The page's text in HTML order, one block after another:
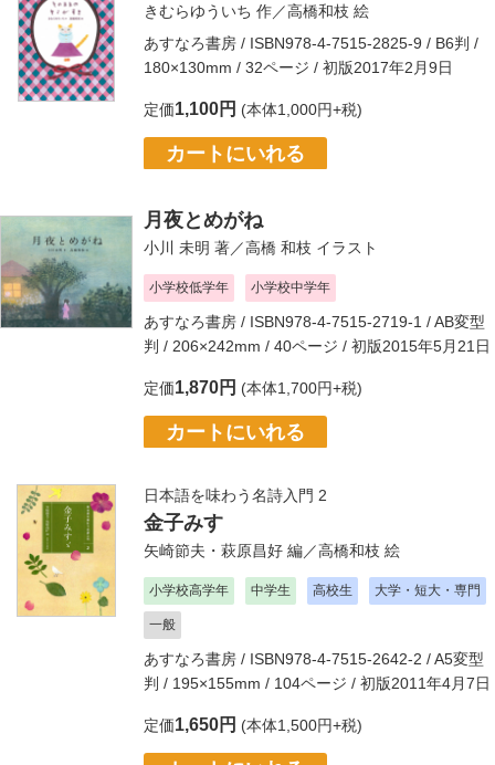
きむらゆういち 作／高橋和枝 絵
あすなろ書房 / ISBN978-4-7515-2825-9 / B6判 /
180×130mm / 32ページ / 初版2017年2月9日
定価1,100円 (本体1,000円+税)
カートにいれる
月夜とめがね
小川 未明 著／高橋 和枝 イラスト
小学校低学年 小学校中学年
あすなろ書房 / ISBN978-4-7515-2719-1 / AB変型
判 / 206×242mm / 40ページ / 初版2015年5月21日
定価1,870円 (本体1,700円+税)
カートにいれる
日本語を味わう名詩入門 2
金子みすゞ
矢崎節夫・萩原昌好 編／高橋和枝 絵
小学校高学年 中学生 高校生 大学・短大・専門
一般
あすなろ書房 / ISBN978-4-7515-2642-2 / A5変型
判 / 195×155mm / 104ページ / 初版2011年4月7日
定価1,650円 (本体1,500円+税)